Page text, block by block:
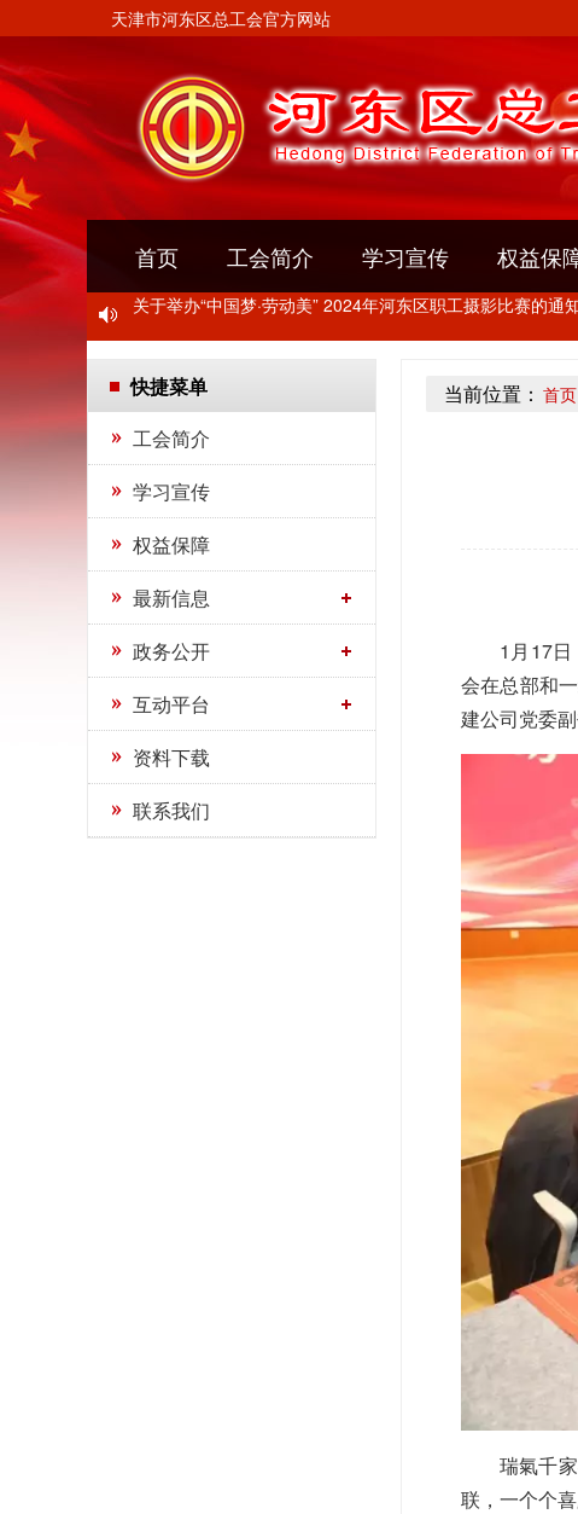
天津市河东区总工会官方网站
首页 工会简介 学习宣传 权益保
关于转发《关于开展2024年“玫瑰书香”女职工主题阅读活动
关于开展2024年“千人千企”职工培训活动的通知
关于转发《关于开展2024年“玫瑰书香”女职工主题阅读活动
关于开展2024年“千人千企”职工培训活动的通知
快捷菜单
工会简介
学习宣传
权益保障
最新信息
政务公开
互动平台
资料下载
联系我们
当前位置： 首页
1月17
会在总部和
建公司党委
瑞氣千
联，一个个